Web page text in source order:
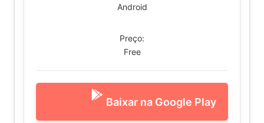
Android
Preço:
Free
Baixar na Google Play